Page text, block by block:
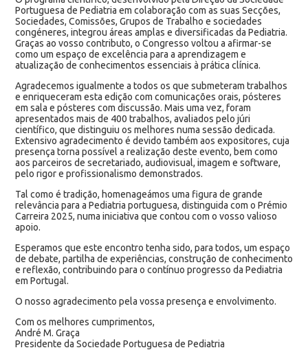
Portuguesa de Pediatria em colaboração com as suas Secções,
Sociedades, Comissões, Grupos de Trabalho e sociedades
congéneres, integrou áreas amplas e diversificadas da Pediatria.
Graças ao vosso contributo, o Congresso voltou a afirmar-se
como um espaço de excelência para a aprendizagem e
atualização de conhecimentos essenciais à prática clínica.
Agradecemos igualmente a todos os que submeteram trabalhos
e enriqueceram esta edição com comunicações orais, pósteres
em sala e pósteres com discussão. Mais uma vez, foram
apresentados mais de 400 trabalhos, avaliados pelo júri
científico, que distinguiu os melhores numa sessão dedicada.
Extensivo agradecimento é devido também aos expositores, cuja
presença torna possível a realização deste evento, bem como
aos parceiros de secretariado, audiovisual, imagem e software,
pelo rigor e profissionalismo demonstrados.
Tal como é tradição, homenageámos uma figura de grande
relevância para a Pediatria portuguesa, distinguida com o Prémio
Carreira 2025, numa iniciativa que contou com o vosso valioso
apoio.
Esperamos que este encontro tenha sido, para todos, um espaço
de debate, partilha de experiências, construção de conhecimento
e reflexão, contribuindo para o contínuo progresso da Pediatria
em Portugal.
O nosso agradecimento pela vossa presença e envolvimento.
Com os melhores cumprimentos,
André M. Graça
Presidente da Sociedade Portuguesa de Pediatria